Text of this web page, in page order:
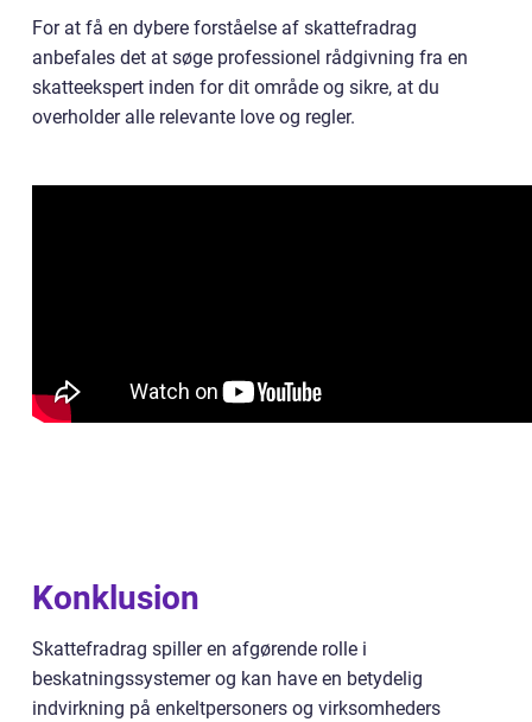
For at få en dybere forståelse af skattefradrag
anbefales det at søge professionel rådgivning fra en
skatteekspert inden for dit område og sikre, at du
overholder alle relevante love og regler.
Konklusion
Skattefradrag spiller en afgørende rolle i
beskatningssystemer og kan have en betydelig
indvirkning på enkeltpersoners og virksomheders